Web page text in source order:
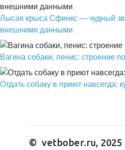
Лысая крыса Сфинкс — чудный
внешними данными
Вагина собаки, пенис: строение
Отдать собаку в приют навсегда:
© vetbober.ru, 2025